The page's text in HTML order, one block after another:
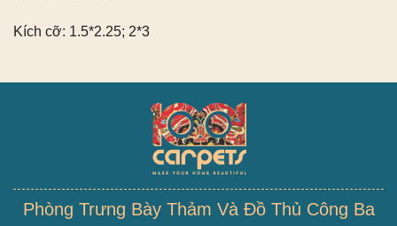
Kích cỡ: 1.5*2.25; 2*3
Phòng Trưng Bày Thảm Và Đồ Thủ Công Ba